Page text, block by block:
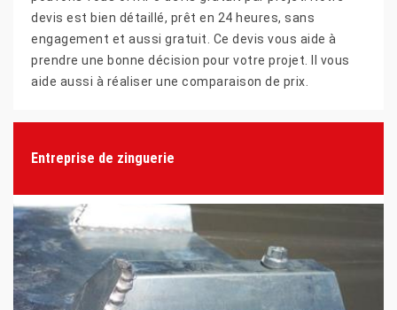
devis est bien détaillé, prêt en 24 heures, sans
engagement et aussi gratuit. Ce devis vous aide à
prendre une bonne décision pour votre projet. Il vous
aide aussi à réaliser une comparaison de prix.
Entreprise de zinguerie